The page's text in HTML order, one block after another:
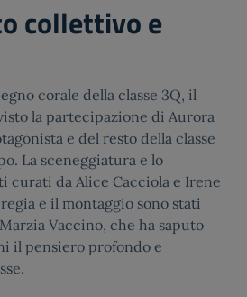
collettivo e
corale della classe 3Q, il
la partecipazione di Aurora
e del resto della classe
La sceneggiatura e lo
curati da Alice Cacciola e Irene
e il montaggio sono stati
Vaccino, che ha saputo
il pensiero profondo e